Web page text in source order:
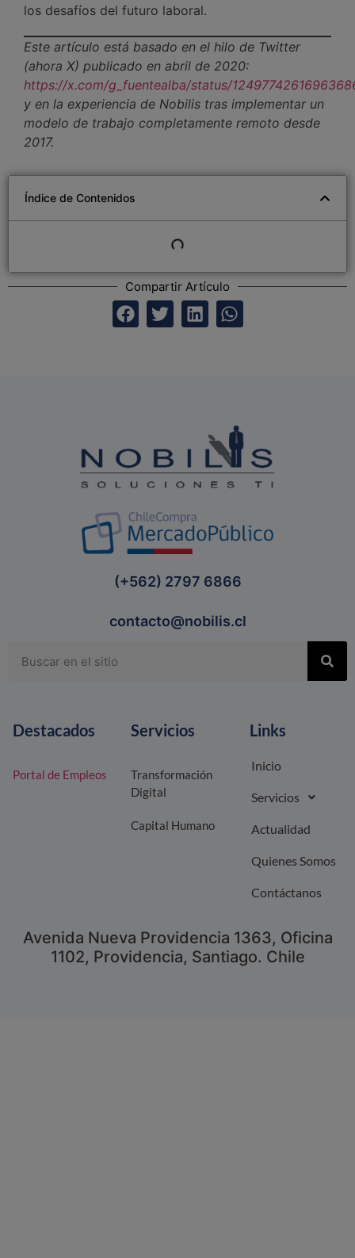
los desafíos del futuro laboral.
Este artículo está basado en el hilo de Twitter
(ahora X) publicado en abril de 2020:
https://x.com/g_fuentealba/status/
y en la experiencia de Nobilis tras implementar un
modelo de trabajo completamente remoto desde
2017.
Índice de Contenidos
Compartir Artículo
(+562) 2797 6866
contacto@nobilis.cl
Destacados
Portal de Empleos
Servicios
Transformación
Digital
Capital Humano
Links
Inicio
Servicios
Actualidad
Quienes Somos
Contáctanos
Avenida Nueva Providencia 1363, Oficina
1102, Providencia, Santiago. Chile